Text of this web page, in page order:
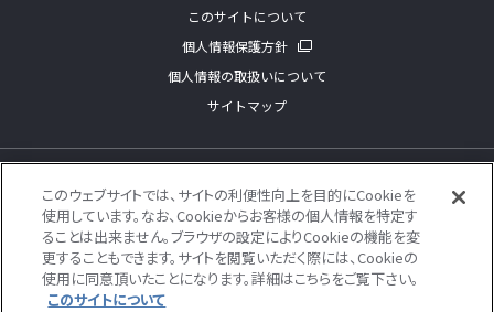
このサイトについて
個人情報保護方針
個人情報の取扱いについて
サイトマップ
このウェブサイトでは、サイトの利便性向上を目的にCookieを
使用しています。なお、Cookieからお客様の個人情報を特定す
ることは出来ません。ブラウザの設定によりCookieの機能を変
更することもできます。サイトを閲覧いただく際には、Cookieの
使用に同意頂いたことになります。詳細はこちらをご覧下さい。
このサイトについて